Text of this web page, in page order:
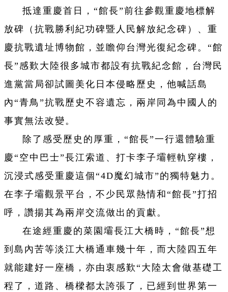
抵達重慶首日，“館長”前往參觀重慶地標解
放碑（抗戰勝利紀功碑暨人民解放紀念碑）、重
慶抗戰遺址博物館，並瞻仰台灣光復紀念碑。“館
長”感歎大陸很多城市都設有抗戰紀念館，台灣民
進黨當局卻試圖美化日本侵略歷史，他喊話島
內“青鳥”抗戰歷史不容遺忘，兩岸同為中國人的
事實無法改變。
除了感受歷史的厚重，“館長”一行還體驗重
慶“空中巴士”長江索道、打卡李子壩輕軌穿樓，
沉浸式感受重慶這個“4D魔幻城市”的獨特魅力。
在李子壩觀景平台，不少民眾熱情和“館長”打招
呼，讚揚其為兩岸交流做出的貢獻。
在途經重慶的菜園壩長江大橋時，“館長”想
到島內苦等淡江大橋通車幾十年，而大陸四五年
就能建好一座橋，亦由衷感歎“大陸太會做基礎工
程了，道路、橋樑都太誇張了，已經到世界第一